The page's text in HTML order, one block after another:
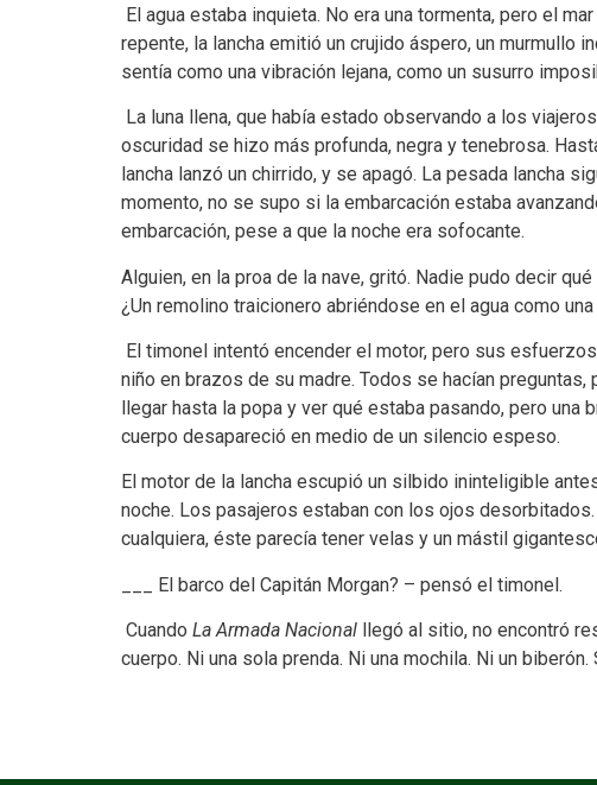
El agua estaba inquieta. No era una tormenta, pero el
repente, la lancha emitió un crujido áspero, un murmullo
sentía como una vibración lejana, como un susurro
La luna llena, que había estado observando a los
oscuridad se hizo más profunda, negra y tenebrosa.
lancha lanzó un chirrido, y se apagó. La pesada lancha
momento, no se supo si la embarcación estaba
embarcación, pese a que la noche era sofocante.
Alguien, en la proa de la nave, gritó. Nadie pudo decir
¿Un remolino traicionero abriéndose en el agua como
El timonel intentó encender el motor, pero sus
niño en brazos de su madre. Todos se hacían
llegar hasta la popa y ver qué estaba pasando, pero
cuerpo desapareció en medio de un silencio espeso.
El motor de la lancha escupió un silbido ininteligible
noche. Los pasajeros estaban con los ojos
cualquiera, éste parecía tener velas y un mástil
___ El barco del Capitán Morgan? – pensó el timonel.
Cuando La Armada Nacional llegó al sitio, no encontró
cuerpo. Ni una sola prenda. Ni una mochila. Ni un